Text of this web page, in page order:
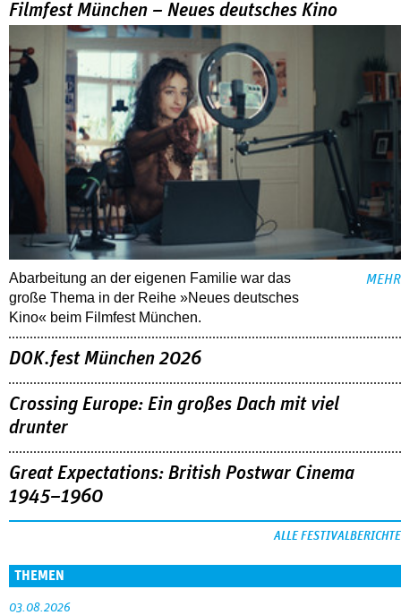
Filmfest München – Neues deutsches Kino
Abarbeitung an der eigenen Familie war das
große Thema in der Reihe »Neues deutsches
Kino« beim Filmfest München.
MEHR
DOK.fest München 2026
Crossing Europe: Ein großes Dach mit viel
drunter
Great Expectations: British Postwar Cinema
1945–1960
ALLE FESTIVALBERICHTE
THEMEN
03.08.2026